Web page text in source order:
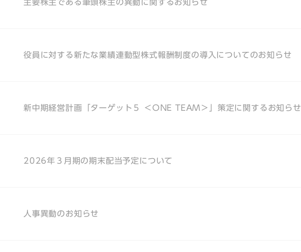
主要株主である筆頭株主の異動に関するお知らせ
役員に対する新たな業績連動型株式報酬制度の導入についてのお知らせ
新中期経営計画「ターゲット５ ＜ONE TEAM＞」策定に関するお知らせ
2026年３月期の期末配当予定について
人事異動のお知らせ